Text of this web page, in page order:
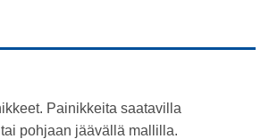
Painikkeita saatavilla
pohjaan jäävällä mallilla.